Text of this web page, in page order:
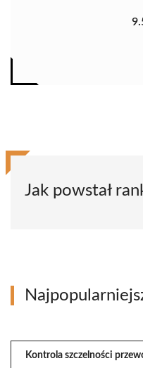
Jak powstał
Kontrola szczelności